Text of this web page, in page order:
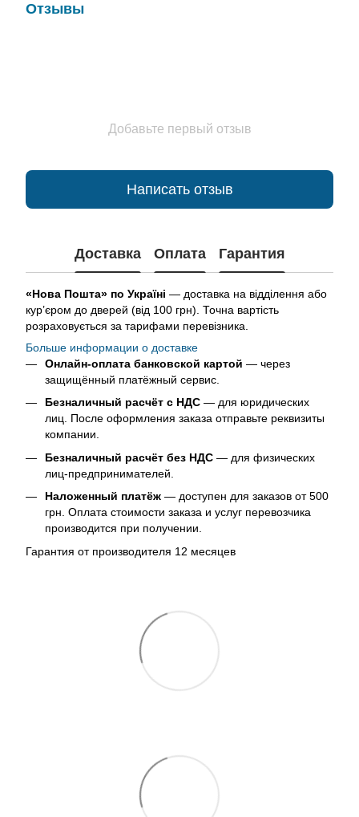
Отзывы
Добавьте первый отзыв
Написать отзыв
Доставка Оплата Гарантия
«Нова Пошта» по Україні — доставка на відділення або
кур’єром до дверей (від 100 грн). Точна вартість
розраховується за тарифами перевізника.
Больше информации о доставке
Онлайн-оплата банковской картой — через
защищённый платёжный сервис.
Безналичный расчёт с НДС — для юридических
лиц. После оформления заказа отправьте реквизиты
компании.
Безналичный расчёт без НДС — для физических
лиц-предпринимателей.
Наложенный платёж — доступен для заказов от 500
грн. Оплата стоимости заказа и услуг перевозчика
производится при получении.
Гарантия от производителя 12 месяцев